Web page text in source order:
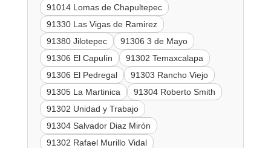
91014 Lomas de Chapultepec
91330 Las Vigas de Ramirez
91380 Jilotepec
91306 3 de Mayo
91306 El Capulín
91302 Temaxcalapa
91306 El Pedregal
91303 Rancho Viejo
91305 La Martinica
91304 Roberto Smith
91302 Unidad y Trabajo
91304 Salvador Diaz Mirón
91302 Rafael Murillo Vidal